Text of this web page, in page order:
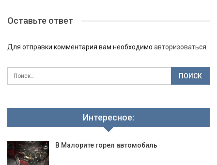
Оставьте ответ
Для отправки комментария вам необходимо авторизоваться
Интересное:
В Малорите горел автомобиль